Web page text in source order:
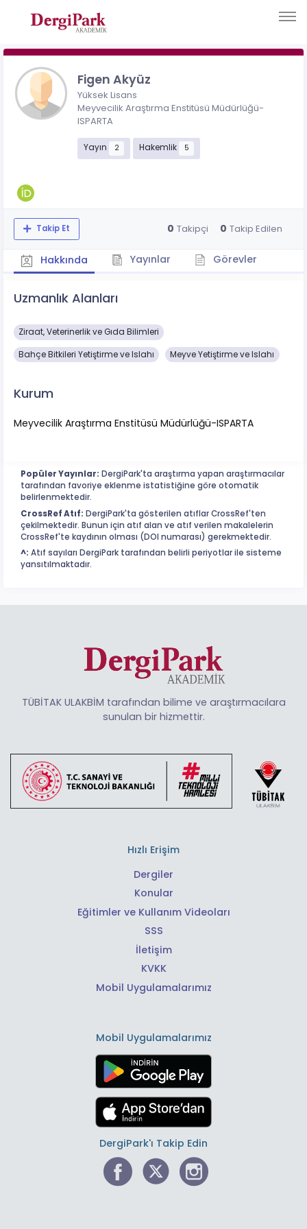
Figen Akyüz
Yüksek Lisans
Meyvecilik Araştırma Enstitüsü Müdürlüğü-
ISPARTA
Yayın 2 Hakemlik 5
Takip Et 0 Takipçi 0 Takip Edilen
Hakkında Yayınlar Görevler
Uzmanlık Alanları
Ziraat, Veterinerlik ve Gıda Bilimleri
Bahçe Bitkileri Yetiştirme ve Islahı Meyve Yetiştirme ve Islahı
Kurum
Meyvecilik Araştırma Enstitüsü Müdürlüğü-ISPARTA
Popüler Yayınlar: DergiPark'ta araştırma yapan araştırmacılar
tarafından favoriye eklenme istatistiğine göre otomatik
belirlenmektedir.
CrossRef Atıf: DergiPark'ta gösterilen atıflar CrossRef'ten
çekilmektedir. Bunun için atıf alan ve atıf verilen makalelerin
CrossRef'te kaydının olması (DOI numarası) gerekmektedir.
^: Atıf sayıları DergiPark tarafından belirli periyotlar ile sisteme
yansıtılmaktadır.
TÜBİTAK ULAKBİM tarafından bilime ve araştırmacılara
sunulan bir hizmettir.
Hızlı Erişim
Dergiler
Konular
Eğitimler ve Kullanım Videoları
SSS
İletişim
KVKK
Mobil Uygulamalarımız
Mobil Uygulamalarımız
DergiPark'ı Takip Edin